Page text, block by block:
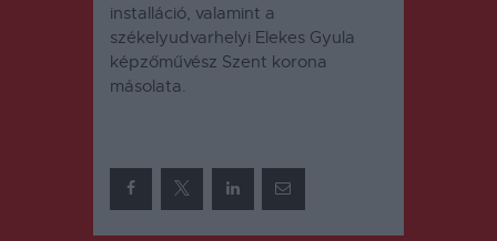
installáció, valamint a
székelyudvarhelyi Elekes Gyula
képzőművész Szent korona
másolata.